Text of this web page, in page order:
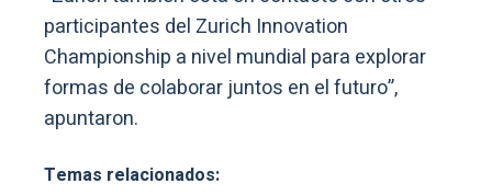
participantes del Zurich Innovation
Championship a nivel mundial para explorar
formas de colaborar juntos en el futuro”,
apuntaron.
Temas relacionados: